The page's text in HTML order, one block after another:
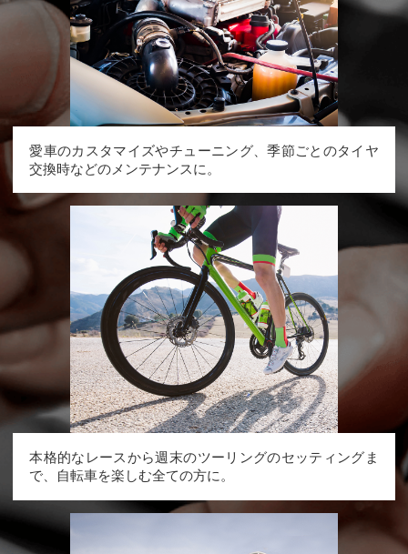
愛車のカスタマイズやチューニング、季節ごとのタイヤ
交換時などのメンテナンスに。
本格的なレースから週末のツーリングのセッティングま
で、自転車を楽しむ全ての方に。